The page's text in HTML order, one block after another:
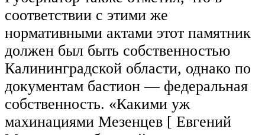
соответствии с этими же
нормативными актами этот памятник
должен был быть собственностью
Калининградской области, однако по
документам бастион — федеральная
собственность. «Какими уж
махинациями Мезенцев [ Евгений